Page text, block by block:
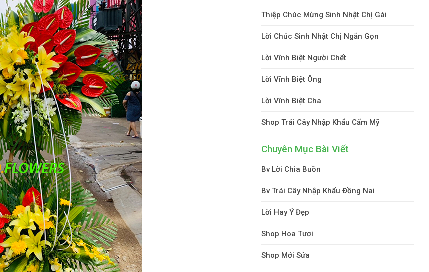
Thiệp Chúc Mừng Sinh Nhật Chị Gái
Lời Chúc Sinh Nhật Chị Ngắn Gọn
Lời Vĩnh Biệt Người Chết
Lời Vĩnh Biệt Ông
Lời Vĩnh Biệt Cha
Shop Trái Cây Nhập Khẩu Cẩm Mỹ
Chuyên Mục Bài Viết
Bv Lời Chia Buồn
Bv Trái Cây Nhập Khẩu Đồng Nai
Lời Hay Ý Đẹp
Shop Hoa Tươi
Shop Mới Sửa